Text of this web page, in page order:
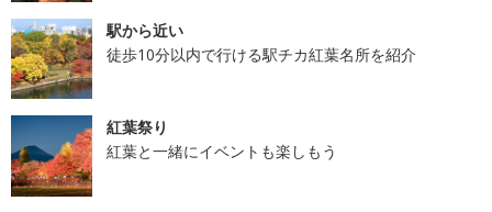
駅から近い
徒歩10分以内で行ける駅チカ紅葉名所を紹介
紅葉祭り
紅葉と一緒にイベントも楽しもう